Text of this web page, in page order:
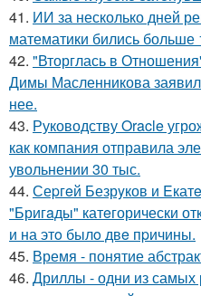
41. ИИ за несколько дней
математики бились больше
42. "Вторглась в
Димы Масленникова
нее.
43. Руководству Oracle
как компания отправила
увольнении 30 тыс.
44. Сеpгeй Безрyков и
"Бригaды" катeгорически
и на этo былo двe пpичины.
45. Время - понятие
46. Дриллы - одни из самых